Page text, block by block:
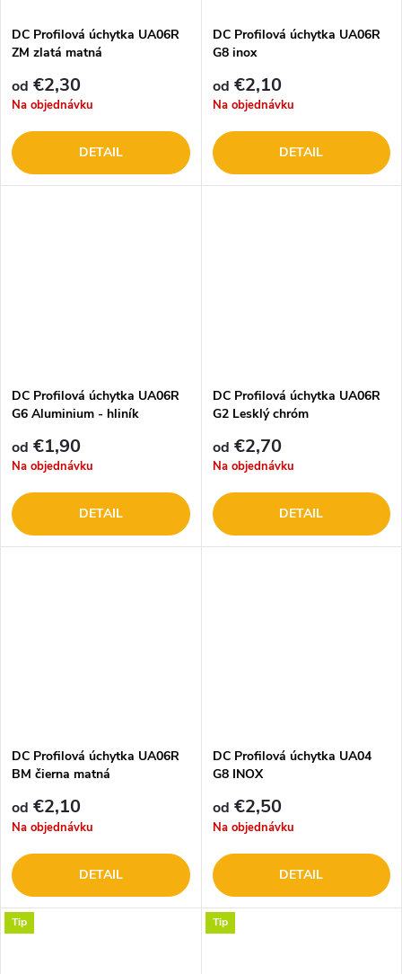
DC Profilová úchytka UA06R
ZM zlatá matná
od €2,30
Na objednávku
DETAIL
DC Profilová úchytka UA06R
G8 inox
od €2,10
Na objednávku
DETAIL
DC Profilová úchytka UA06R
G6 Aluminium - hliník
od €1,90
Na objednávku
DETAIL
DC Profilová úchytka UA06R
G2 Lesklý chróm
od €2,70
Na objednávku
DETAIL
DC Profilová úchytka UA06R
BM čierna matná
od €2,10
Na objednávku
DETAIL
DC Profilová úchytka UA04
G8 INOX
od €2,50
Na objednávku
DETAIL
Tip Tip